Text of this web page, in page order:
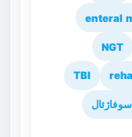
enteral
NGT
TBI